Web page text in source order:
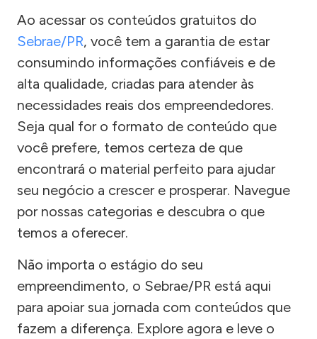
Ao acessar os conteúdos gratuitos do
Sebrae/PR, você tem a garantia de estar
consumindo informações confiáveis e de
alta qualidade, criadas para atender às
necessidades reais dos empreendedores.
Seja qual for o formato de conteúdo que
você prefere, temos certeza de que
encontrará o material perfeito para ajudar
seu negócio a crescer e prosperar. Navegue
por nossas categorias e descubra o que
temos a oferecer.
Não importa o estágio do seu
empreendimento, o Sebrae/PR está aqui
para apoiar sua jornada com conteúdos que
fazem a diferença. Explore agora e leve o